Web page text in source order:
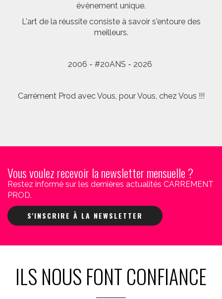
évènement unique.
L'art de la réussite consiste à savoir s'entoure des
meilleurs.
2006 - #20ANS - 2026
Carrément Prod avec Vous, pour Vous, chez Vous !!!
Vous voulez recevoir la newsletter mensuelle ?
Restez informé sur les dernières actualités CARREMENT
PROD.
S'INSCRIRE À LA NEWSLETTER
ILS NOUS FONT CONFIANCE